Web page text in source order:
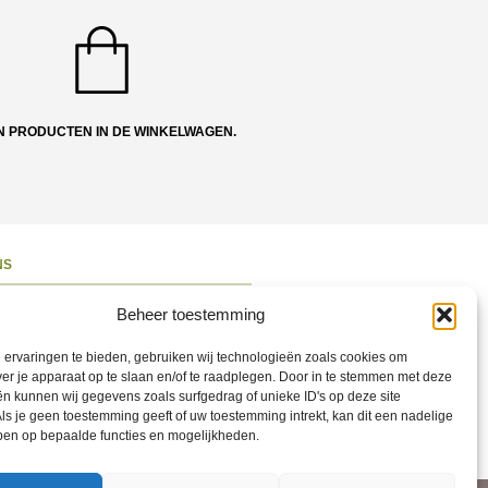
Beheer toestemming
ervaringen te bieden, gebruiken wij technologieën zoals cookies om
je apparaat op te slaan en/of te raadplegen. Door in te stemmen met deze
kunnen wij gegevens zoals surfgedrag of unieke ID's op deze site
je geen toestemming geeft of uw toestemming intrekt, kan dit een nadelige
op bepaalde functies en mogelijkheden.
PRODUCTEN IN DE WINKELWAGEN.
opnemen
op Social